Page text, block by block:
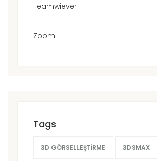
Teamwiever
Zoom
Tags
3D GÖRSELLEŞTIRME 3DSMAX